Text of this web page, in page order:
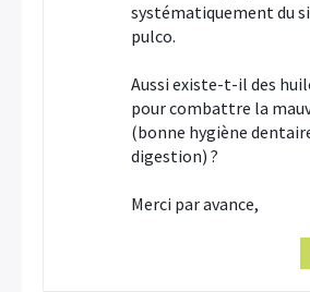
systématiquement du
pulco.
Aussi existe-t-il des
pour combattre la
(bonne hygiène
digestion) ?
Merci par avance,